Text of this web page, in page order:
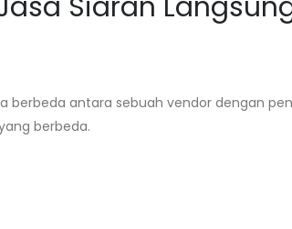
berbeda antara sebuah vendor dengan
berbeda.